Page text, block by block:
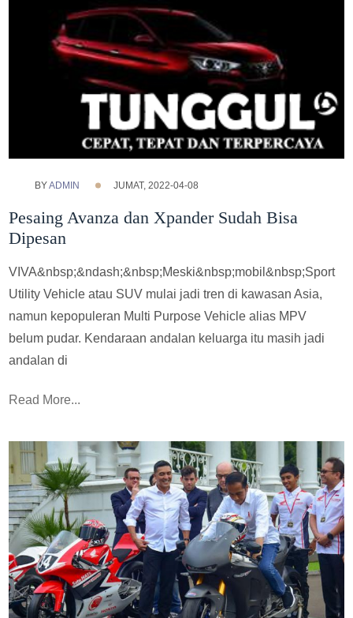
BYADMIN JUMAT, 2022-04-08
Pesaing Avanza dan Xpander Sudah Bisa
Dipesan
VIVA&nbsp;&ndash;&nbsp;Meski&nbsp;mobil&nbsp;Sport
Utility Vehicle atau SUV mulai jadi tren di kawasan Asia,
namun kepopuleran Multi Purpose Vehicle alias MPV
belum pudar. Kendaraan andalan keluarga itu masih jadi
andalan di
Read More...